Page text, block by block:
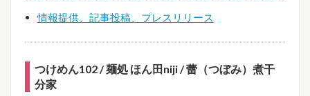
情報提供、記事投稿、プレスリリース
つけめん102 / 麺処 ほん田niji / 蕾（つぼみ）煮干
分家